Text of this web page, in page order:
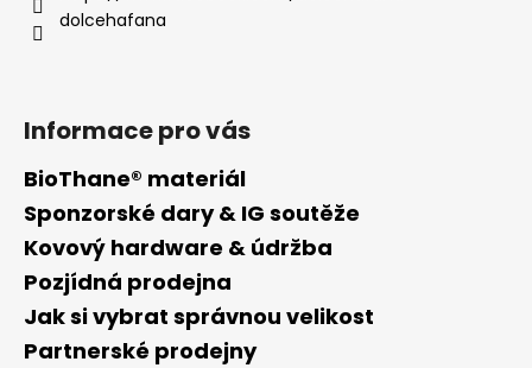
dolcehafana
Informace pro vás
BioThane® materiál
Sponzorské dary & IG soutěže
Kovový hardware & údržba
Pozjídná prodejna
Jak si vybrat správnou velikost
Partnerské prodejny